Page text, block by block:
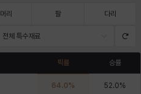
머리 팔 다리
전체 특수재료
픽률 승률
64.0% 52.0%